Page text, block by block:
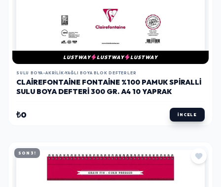
LUSTWAY LUSTWAY LUSTWAY
SULU BOYA-AKRILIK-YAĞLI BOYA BLOK DEFTERLER
CLAIREFONTAINE FONTAINE %100 PAMUK SPIRALLI
SULU BOYA DEFTERI 300 GR. A4 10 YAPRAK
₺0 İNCELE
SON 3!